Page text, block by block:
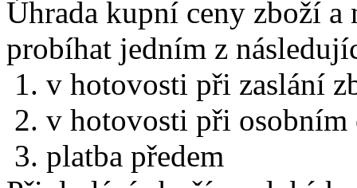
Úhrada kupní ceny zboží a
probíhat jedním z
1. v hotovosti při zaslání
2. v hotovosti při osobním
3. platba předem